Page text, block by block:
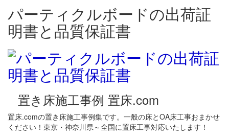
パーティクルボードの出荷証
明書と品質保証書
置き床施工事例 置床.com
置床.comの置き床施工事例集です。一般の床とOA床工事おまかせ
ください！東京・神奈川県～全国に置床工事対応いたします！